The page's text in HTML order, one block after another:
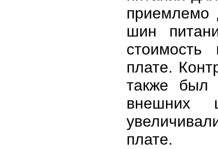
приемлемо
шин
плате.
также был
внешних
плате.